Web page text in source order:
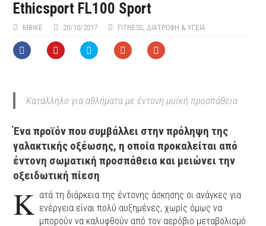
Ethicsport FL100 Sport
ΜΒIKE 20/10/2017 FITNESS,ΔΙΑΤΡΟΦΗ & ΥΓΕΙΑ
Κατάλληλο για αθλήματα με έντονη μυϊκή προσπάθεια
Ένα προϊόν που συμβάλλει στην πρόληψη της
γαλακτικής οξέωσης, η οποία προκαλείται από
έντονη σωματική προσπάθεια και μειώνει την
οξειδωτική πίεση
Κ ατά τη διάρκεια της έντονης άσκησης οι ανάγκες για
ενέργεια είναι πολύ αυξημένες, χωρίς όμως να
μπορούν να καλυφθούν από τον αερόβιο μεταβολισμό